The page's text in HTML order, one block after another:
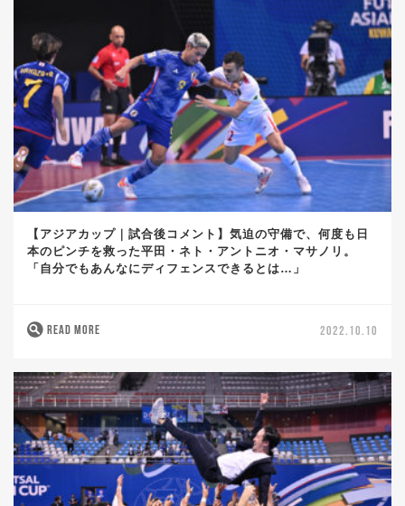
【アジアカップ｜試合後コメント】気迫の守備で、何度も日
本のピンチを救った平田・ネト・アントニオ・マサノリ。
「自分でもあんなにディフェンスできるとは…」
READ MORE 2022.10.10